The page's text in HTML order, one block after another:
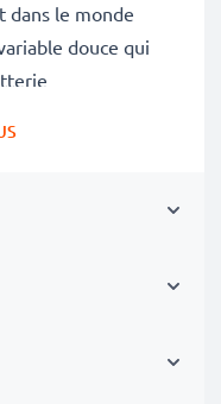
dans le monde
douce qui